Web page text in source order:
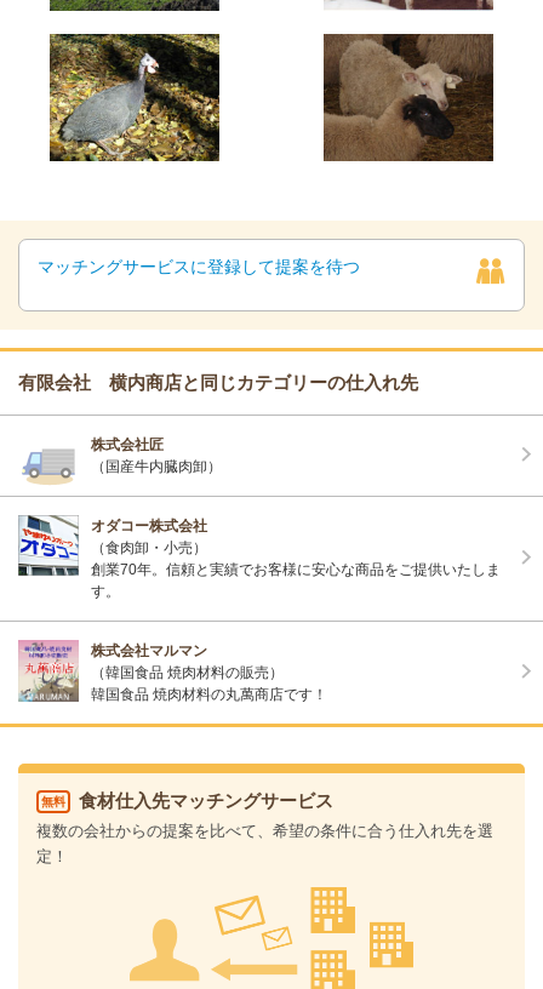
マッチングサービスに登録して提案を待つ
有限会社 横内商店と同じカテゴリーの仕入れ先
株式会社匠
（国産牛内臓肉卸）
オダコー株式会社
（食肉卸・小売）
創業70年。信頼と実績でお客様に安心な商品をご提供いたしま
す。
株式会社マルマン
（韓国食品 焼肉材料の販売）
韓国食品 焼肉材料の丸萬商店です！
無料 食材仕入先マッチングサービス
複数の会社からの提案を比べて、希望の条件に合う仕入れ先を選
定！